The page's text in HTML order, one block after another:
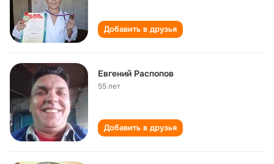
Добавить в друзья
Евгений Распопов
55 лет
Добавить в друзья